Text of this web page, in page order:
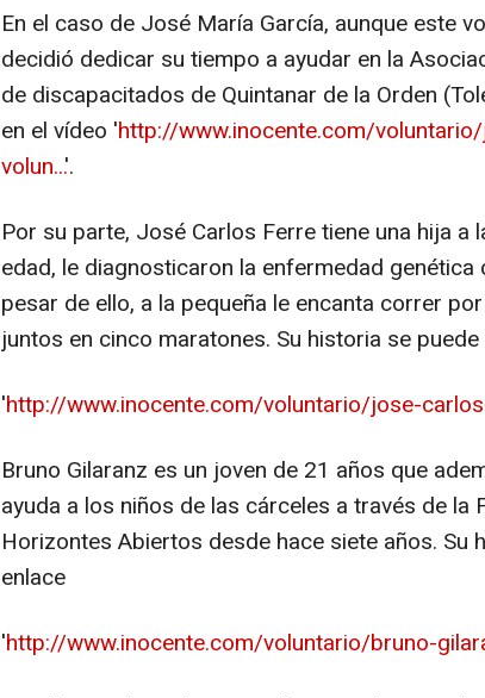
En el caso de José María García, aunque este
decidió dedicar su tiempo a ayudar en la
de discapacitados de Quintanar de la Orden
en el vídeo 'http://www.inocente.com/
volun...'.
Por su parte, José Carlos Ferre tiene una hija a
edad, le diagnosticaron la enfermedad genética
pesar de ello, a la pequeña le encanta correr
juntos en cinco maratones. Su historia se puede
'http://www.inocente.com/voluntario/jose-
Bruno Gilaranz es un joven de 21 años que
ayuda a los niños de las cárceles a través de la
Horizontes Abiertos desde hace siete años. Su
enlace
'http://www.inocente.com/voluntario/bruno-